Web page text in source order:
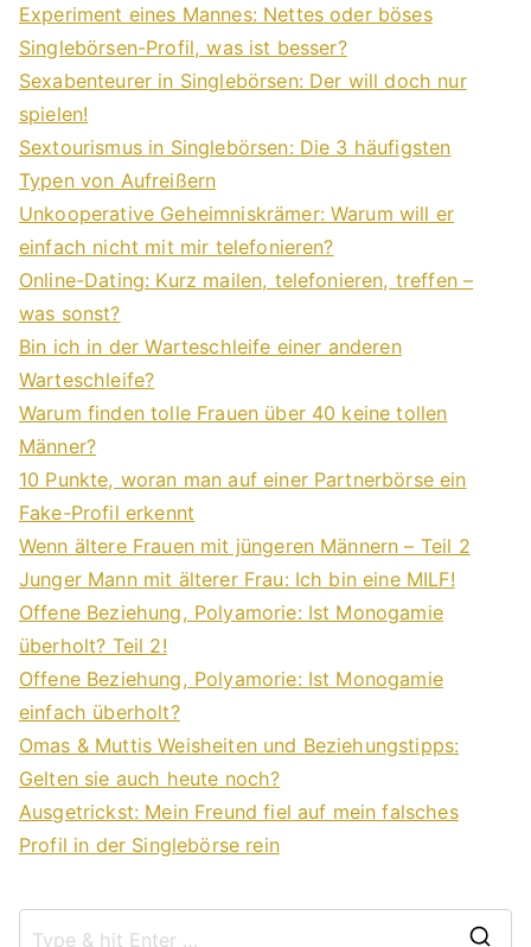
Experiment eines Mannes: Nettes oder böses
Singlebörsen-Profil, was ist besser?
Sexabenteurer in Singlebörsen: Der will doch nur
spielen!
Sextourismus in Singlebörsen: Die 3 häufigsten
Typen von Aufreißern
Unkooperative Geheimniskrämer: Warum will er
einfach nicht mit mir telefonieren?
Online-Dating: Kurz mailen, telefonieren, treffen –
was sonst?
Bin ich in der Warteschleife einer anderen
Warteschleife?
Warum finden tolle Frauen über 40 keine tollen
Männer?
10 Punkte, woran man auf einer Partnerbörse ein
Fake-Profil erkennt
Wenn ältere Frauen mit jüngeren Männern – Teil 2
Junger Mann mit älterer Frau: Ich bin eine MILF!
Offene Beziehung, Polyamorie: Ist Monogamie
überholt? Teil 2!
Offene Beziehung, Polyamorie: Ist Monogamie
einfach überholt?
Omas & Muttis Weisheiten und Beziehungstipps:
Gelten sie auch heute noch?
Ausgetrickst: Mein Freund fiel auf mein falsches
Profil in der Singlebörse rein